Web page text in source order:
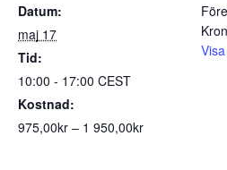
Datum:
maj 17
Tid:
10:00 - 17:00 CEST
Kostnad:
975,00kr – 1 950,00kr